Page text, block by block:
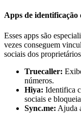
Apps de identificação
Esses apps são
vezes conseguem
sociais dos
Truecaller:
números.
Hiya: Identifica
sociais e
Sync.me: Ajuda